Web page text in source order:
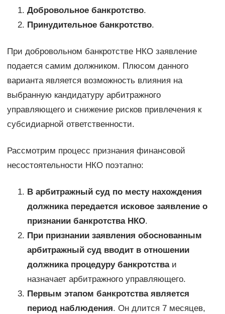
Добровольное банкротство.
Принудительное банкротство.
При добровольном банкротстве НКО заявление
подается самим должником. Плюсом данного
варианта является возможность влияния на
выбранную кандидатуру арбитражного
управляющего и снижение рисков привлечения к
субсидиарной ответственности.
Рассмотрим процесс признания финансовой
несостоятельности НКО поэтапно:
В арбитражный суд по месту нахождения
должника передается исковое заявление о
признании банкротства НКО.
При признании заявления обоснованным
арбитражный суд вводит в отношении
должника процедуру банкротстваи
назначает арбитражного управляющего.
Первым этапом банкротства является
период наблюдения. Он длится 7 месяцев,